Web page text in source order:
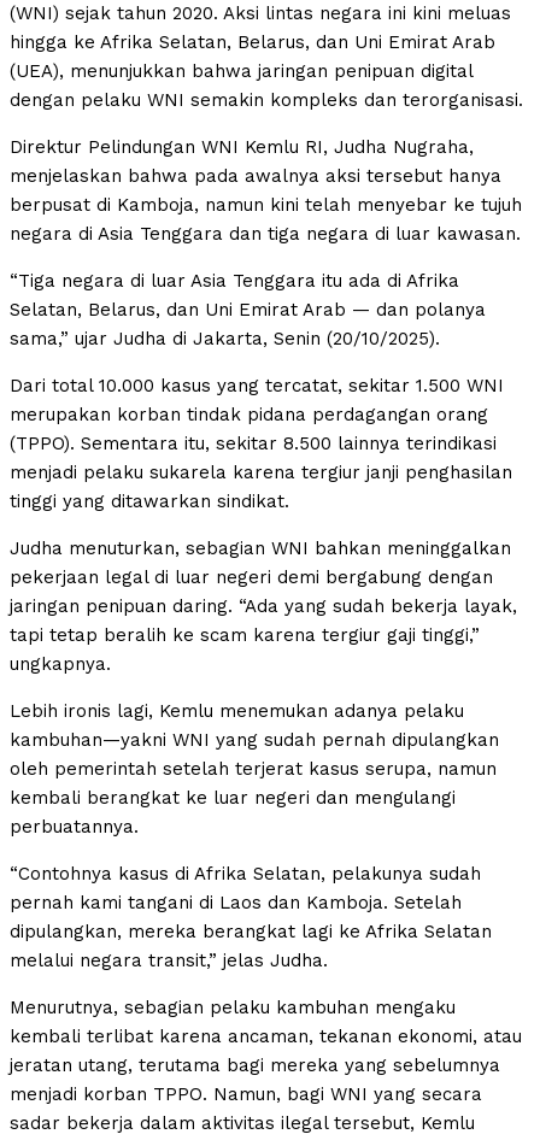
(WNI) sejak tahun 2020. Aksi lintas negara ini kini meluas
hingga ke Afrika Selatan, Belarus, dan Uni Emirat Arab
(UEA), menunjukkan bahwa jaringan penipuan digital
dengan pelaku WNI semakin kompleks dan terorganisasi.
Direktur Pelindungan WNI Kemlu RI, Judha Nugraha,
menjelaskan bahwa pada awalnya aksi tersebut hanya
berpusat di Kamboja, namun kini telah menyebar ke tujuh
negara di Asia Tenggara dan tiga negara di luar kawasan.
“Tiga negara di luar Asia Tenggara itu ada di Afrika
Selatan, Belarus, dan Uni Emirat Arab — dan polanya
sama,” ujar Judha di Jakarta, Senin (20/10/2025).
Dari total 10.000 kasus yang tercatat, sekitar 1.500 WNI
merupakan korban tindak pidana perdagangan orang
(TPPO). Sementara itu, sekitar 8.500 lainnya terindikasi
menjadi pelaku sukarela karena tergiur janji penghasilan
tinggi yang ditawarkan sindikat.
Judha menuturkan, sebagian WNI bahkan meninggalkan
pekerjaan legal di luar negeri demi bergabung dengan
jaringan penipuan daring. “Ada yang sudah bekerja layak,
tapi tetap beralih ke scam karena tergiur gaji tinggi,”
ungkapnya.
Lebih ironis lagi, Kemlu menemukan adanya pelaku
kambuhan—yakni WNI yang sudah pernah dipulangkan
oleh pemerintah setelah terjerat kasus serupa, namun
kembali berangkat ke luar negeri dan mengulangi
perbuatannya.
“Contohnya kasus di Afrika Selatan, pelakunya sudah
pernah kami tangani di Laos dan Kamboja. Setelah
dipulangkan, mereka berangkat lagi ke Afrika Selatan
melalui negara transit,” jelas Judha.
Menurutnya, sebagian pelaku kambuhan mengaku
kembali terlibat karena ancaman, tekanan ekonomi, atau
jeratan utang, terutama bagi mereka yang sebelumnya
menjadi korban TPPO. Namun, bagi WNI yang secara
sadar bekerja dalam aktivitas ilegal tersebut, Kemlu